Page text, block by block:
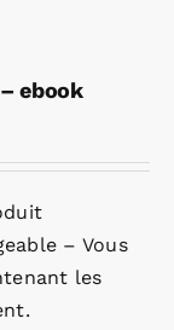
– ebook
– Vous
les